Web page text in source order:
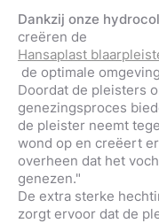
Dankzij onze
creëren de
Hansaplast
de optimale
Doordat de pleisters
genezingsproces
de pleister neemt
wond op en creëert
overheen dat het
genezen."
De extra sterke
zorgt ervoor dat de